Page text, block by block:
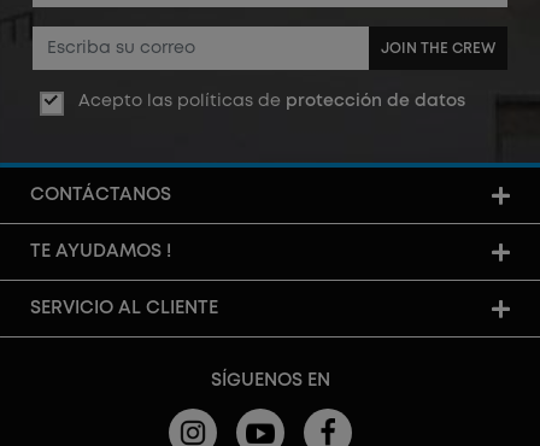
JOIN THE CREW
Acepto las políticas de protección de datos
CONTÁCTANOS
TE AYUDAMOS !
SERVICIO AL CLIENTE
SÍGUENOS EN